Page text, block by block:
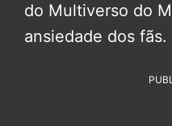
do Multiverso do
ansiedade dos fãs.